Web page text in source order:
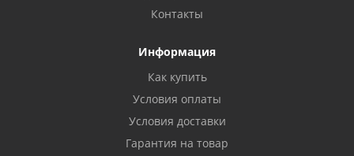
Контакты
Информация
Как купить
Условия оплаты
Условия доставки
Гарантия на товар